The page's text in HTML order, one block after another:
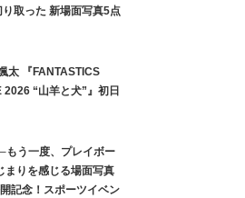
り取った 新場面写真5点
太 『FANTASTICS
“山羊と犬”』初日
もう一度、プレイボー
まりを感じる場面写真
記念！スポーツイベン